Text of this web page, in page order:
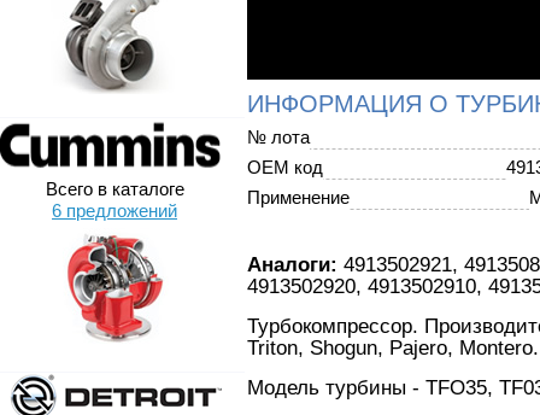
Всего в каталоге
6 предложений
ИНФОРМАЦИЯ О
№ лота
OEM код
Применение
Аналоги: 4913502921,
4913502920, 4913502910,
Турбокомпрессор.
Triton, Shogun, Pajero, Montero.
Модель турбины - TFO35,